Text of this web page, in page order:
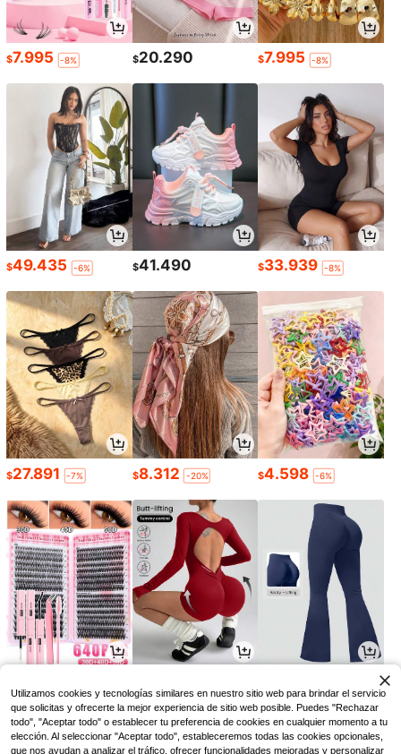
$7.995 -8% $20.290 $7.995 -8%
$49.435 -6% $41.490 $33.939 -8%
$27.891 -7% $8.312 -20% $4.598 -6%
Utilizamos cookies y tecnologías similares en nuestro sitio web para brindar el servicio
que solicitas y ofrecerte la mejor experiencia de sitio web posible. Puedes "Rechazar
todo", "Aceptar todo" o establecer tu preferencia de cookies en cualquier momento a tu
elección. Al seleccionar "Aceptar todo", estableceremos todas las cookies opcionales,
que nos ayudan a analizar el tráfico, ofrecer funcionalidades mejoradas y personalizar